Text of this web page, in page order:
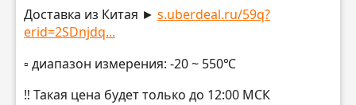
Доставка из Китая ► s.uberdeal.ru/59q?
erid=2SDnjdq...
▫️ диапазон измерения: -20 ~ 550℃
‼️ Такая цена будет только до 12:00 МСК